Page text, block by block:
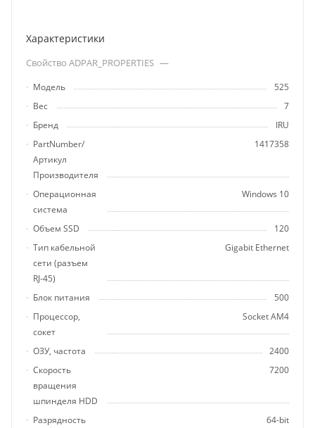
Характеристики
Свойство ADPAR_PROPERTIES —
Модель
525
Вес
7
Бренд
IRU
PartNumber/
Артикул
Производителя
1417358
Операционная
система
Windows 10
Объем SSD
120
Тип кабельной
сети (разъем
RJ-45)
Gigabit Ethernet
Блок питания
500
Процессор,
сокет
Socket AM4
ОЗУ, частота
2400
Скорость
вращения
шпинделя HDD
7200
Разрядность
64-bit